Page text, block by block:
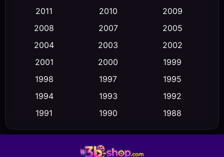
Conspiracy
Crime อาชญากรรม (352)
Culture (23)
Dance เต้น
2011
2010
2009
2008
2007
2005
2004
2003
2002
2001
2000
1999
1998
1997
1995
1994
1993
1992
1991
1990
1988
1986
1985
1983
1981